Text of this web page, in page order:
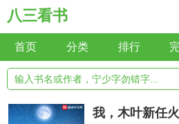
八三看书
首页 分类 排行
我，木叶新任